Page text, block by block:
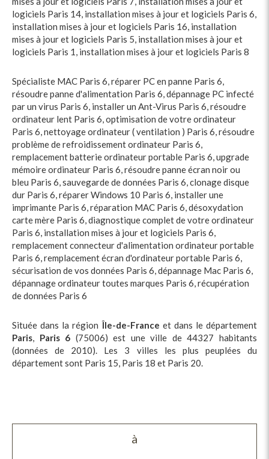
logiciels Paris 14, installation mises à jour et logiciels Paris 6,
installation mises à jour et logiciels Paris 16, installation
mises à jour et logiciels Paris 5, installation mises à jour et
logiciels Paris 1, installation mises à jour et logiciels Paris 8
Spécialiste MAC Paris 6,réparer PC en panne Paris 6,
résoudre panne d'alimentation Paris 6,dépannage PC infecté
par un virus Paris 6, installer un Ant-Virus Paris 6,résoudre
ordinateur lent Paris 6,optimisation de votre ordinateur
Paris 6,nettoyage ordinateur ( ventilation ) Paris 6,résoudre
problème de refroidissement ordinateur Paris 6,
remplacement batterie ordinateur portable Paris 6,upgrade
mémoire ordinateur Paris 6,résoudre panne écran noir ou
bleu Paris 6,sauvegarde de données Paris 6,clonage disque
dur Paris 6,réparer Windows 10 Paris 6, installer une
imprimante Paris 6,réparation MAC Paris 6,désoxydation
carte mère Paris 6,diagnostique complet de votre ordinateur
Paris 6, installation mises à jour et logiciels Paris 6,
remplacement connecteur d'alimentation ordinateur portable
Paris 6,remplacement écran d'ordinateur portable Paris 6,
sécurisation de vos données Paris 6,dépannage Mac Paris 6,
dépannage ordinateur toutes marques Paris 6,récupération
de données Paris 6
Située dans la régionÎle-de-France et dans le département
Paris, Paris 6 (75006) est une ville de 44327 habitants
(données de 2010). Les 3 villes les plus peuplées du
département sont Paris 15, Paris 18 et Paris 20.
à